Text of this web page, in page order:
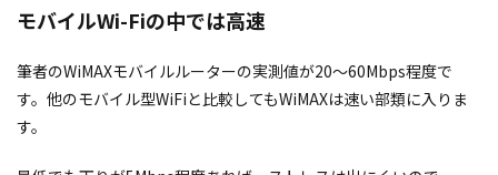
モバイルWi-Fiの中では高速
筆者のWiMAXモバイルルーターの実測値が20～60Mbps程度で
す。他のモバイル型WiFiと比較してもWiMAXは速い部類に入りま
す。